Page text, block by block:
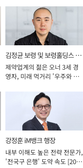
김정균 보령 및 보령홀딩스 대
표이사 사장
제약업계의 젊은 오너 3세 경
영자, 미래 먹거리 '우주와 헬
강정훈 iM뱅크 행장
내부 이해도 높은 전략 전문가,
'전국구 은행' 도약 속도 [2026